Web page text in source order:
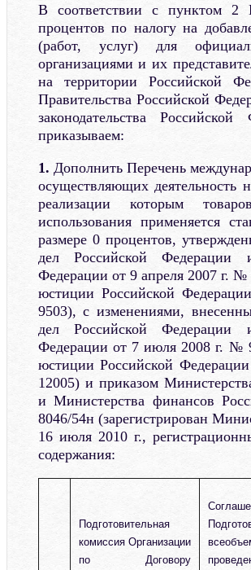
В соответствии с пунктом 2
процентов по налогу на
(работ, услуг) для
организациями и их
на территории Российской
Правительства Российской
законодательства
приказываем:
1. Дополнить Перечень
осуществляющих деятельность
реализации которым
использования применяется
размере 0 процентов,
дел Российской Федерации
Федерации от 9 апреля 2007 г.
юстиции Российской
9503), с изменениями,
дел Российской Федерации
Федерации от 7 июля 2008 г. №
юстиции Российской
12005) и приказом
и Министерства финансов
8046/54н (зарегистрирован
16 июля 2010 г.,
содержания:
Подготовительная
комиссия Организации
по Договору